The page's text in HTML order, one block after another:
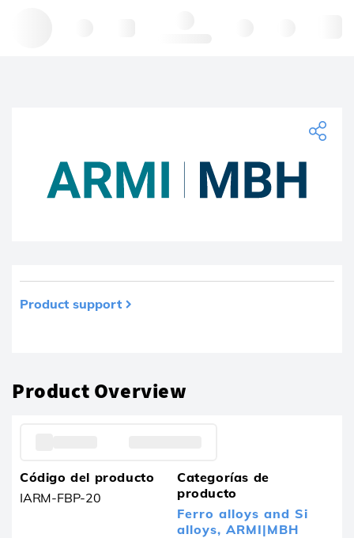
Product support
Product Overview
Código del producto
IARM-FBP-20
Categorías de
producto
Ferro alloys and Si
alloys, ARMI|MBH